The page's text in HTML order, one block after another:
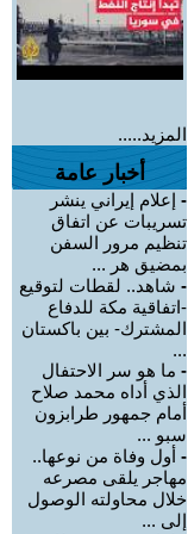
المزيد.....
أخبار عامة
- إعلام إيراني ينشر
تسريبات عن اتفاق
تنظيم مرور السفن
بمضيق هر ...
- شاهد.. لقطات لتوقيع
-اتفاقية مكة للدفاع
المشترك- بين باكستان
...
- ما هو سر الاحتفال
الذي أداه محمد صلاح
أمام جمهور طرابزون
سبو ...
- أول وفاة من نوعها..
مهاجر يلقى مصرعه
خلال محاولته الوصول
إلى ...